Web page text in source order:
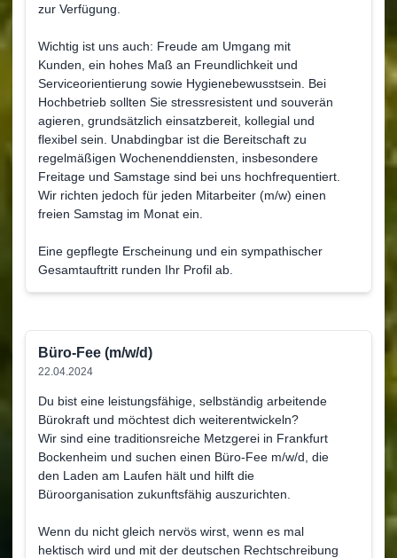
zur Verfügung.
Wichtig ist uns auch: Freude am Umgang mit
Kunden, ein hohes Maß an Freundlichkeit und
Serviceorientierung sowie Hygienebewusstsein. Bei
Hochbetrieb sollten Sie stressresistent und souverän
agieren, grundsätzlich einsatzbereit, kollegial und
flexibel sein. Unabdingbar ist die Bereitschaft zu
regelmäßigen Wochenenddiensten, insbesondere
Freitage und Samstage sind bei uns hochfrequentiert.
Wir richten jedoch für jeden Mitarbeiter (m/w) einen
freien Samstag im Monat ein.
Eine gepflegte Erscheinung und ein sympathischer
Gesamtauftritt runden Ihr Profil ab.
Büro-Fee (m/w/d)
22.04.2024
Du bist eine leistungsfähige, selbständig arbeitende
Bürokraft und möchtest dich weiterentwickeln?
Wir sind eine traditionsreiche Metzgerei in Frankfurt
Bockenheim und suchen einen Büro-Fee m/w/d, die
den Laden am Laufen hält und hilft die
Büroorganisation zukunftsfähig auszurichten.
Wenn du nicht gleich nervös wirst, wenn es mal
hektisch wird und mit der deutschen Rechtschreibung